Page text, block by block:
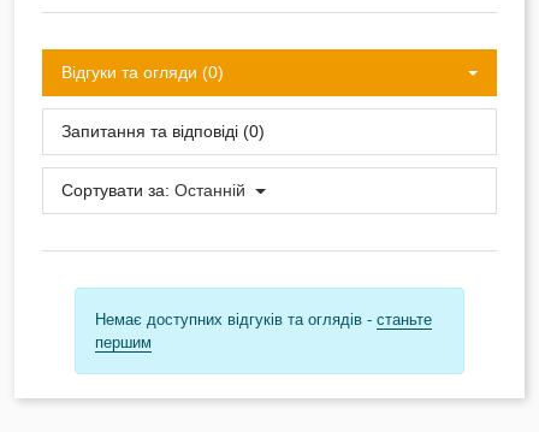
Відгуки та огляди (0)
Запитання та відповіді (0)
Сортувати за: Останній
Немає доступних відгуків та оглядів - станьте
першим